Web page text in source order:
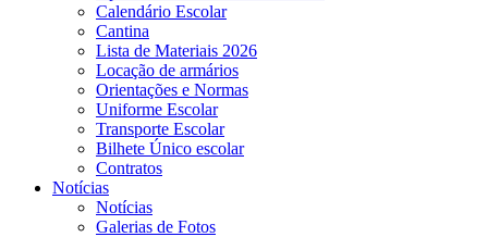
Calendário Escolar
Cantina
Lista de Materiais 2026
Locação de armários
Orientações e Normas
Uniforme Escolar
Transporte Escolar
Bilhete Único escolar
Contratos
Notícias
Notícias
Galerias de Fotos